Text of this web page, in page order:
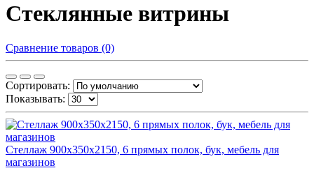
Стеклянные витрины
Сравнение товаров (0)
Сортировать:
Показывать:
Стеллаж 900х350х2150, 6 прямых полок, бук, мебель для
магазинов